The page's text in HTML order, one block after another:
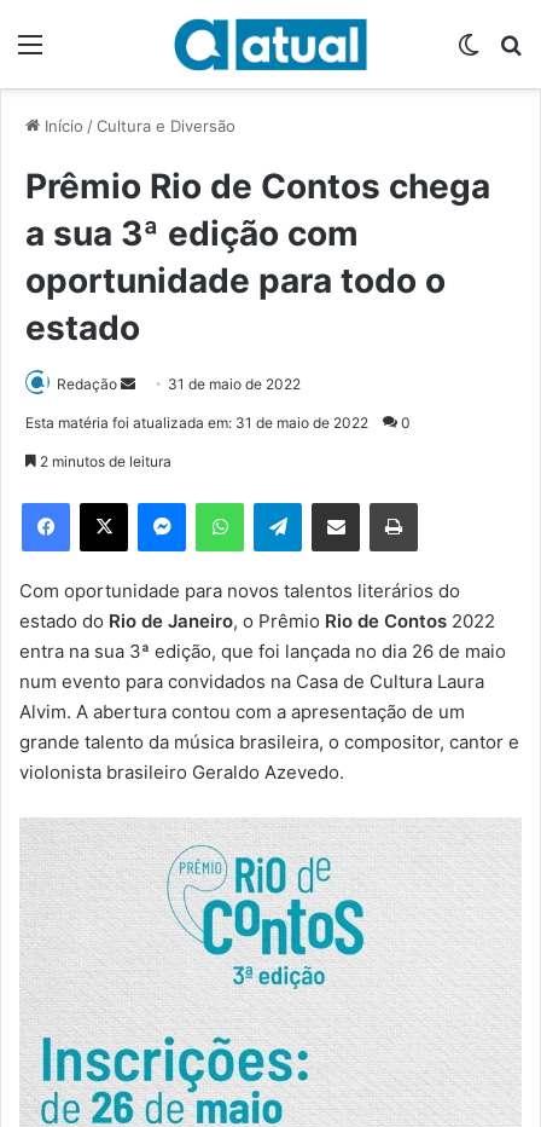
Início /Cultura e Diversão
Prêmio Rio de Contos chega
a sua 3ª edição com
oportunidade para todo o
estado
Redação
d
e
m
e
m
a
i
31 de maio de 2022
Esta matéria foi atualizada em: 31 de maio de 2022 0
2 minutos de leitura
Telegram
Com oportunidade para novos talentos literários do
estado do Rio de Janeiro, o Prêmio Rio de Contos 2022
entra na sua 3ª edição, que foi lançada no dia 26 de maio
num evento para convidados na Casa de Cultura Laura
Alvim. A abertura contou com a apresentação de um
grande talento da música brasileira, o compositor, cantor e
violonista brasileiro Geraldo Azevedo.